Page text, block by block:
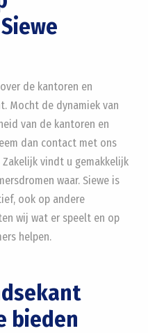
de kantoren en
Mocht de dynamiek van
van de kantoren en
dan contact met ons
Zakelijk vindt u gemakkelijk
waar. Siewe is
ook op andere
wij wat er speelt en op
helpen.
bieden